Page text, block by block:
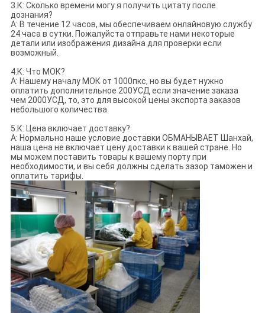
3.К: Сколько времени могу я получить цитату после
дознания?
А: В течение 12 часов, мы обеспечиваем онлайновую службу
24 часа в сутки. Пожалуйста отправьте нами некоторые
детали или изображения дизайна для проверки если
возможный.
4.К: Что МОК?
А: Нашему началу МОК от 1000пкс, но вы будет нужно
оплатить дополнительное 200УСД если значение заказа
чем 2000УСД, то, это для высокой цены экспорта заказов
небольшого количества.
5.К: Цена включает доставку?
А: Нормально наше условие доставки ОБМАНЫВАЕТ Шанхай,
наша цена не включает цену доставки к вашей стране. Но
мы можем поставить товары к вашему порту при
необходимости, и вы себя должны сделать зазор таможен и
оплатить тарифы.